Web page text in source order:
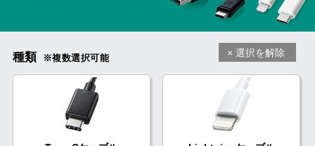
種類 ※複数選択可能
× 選択を解除